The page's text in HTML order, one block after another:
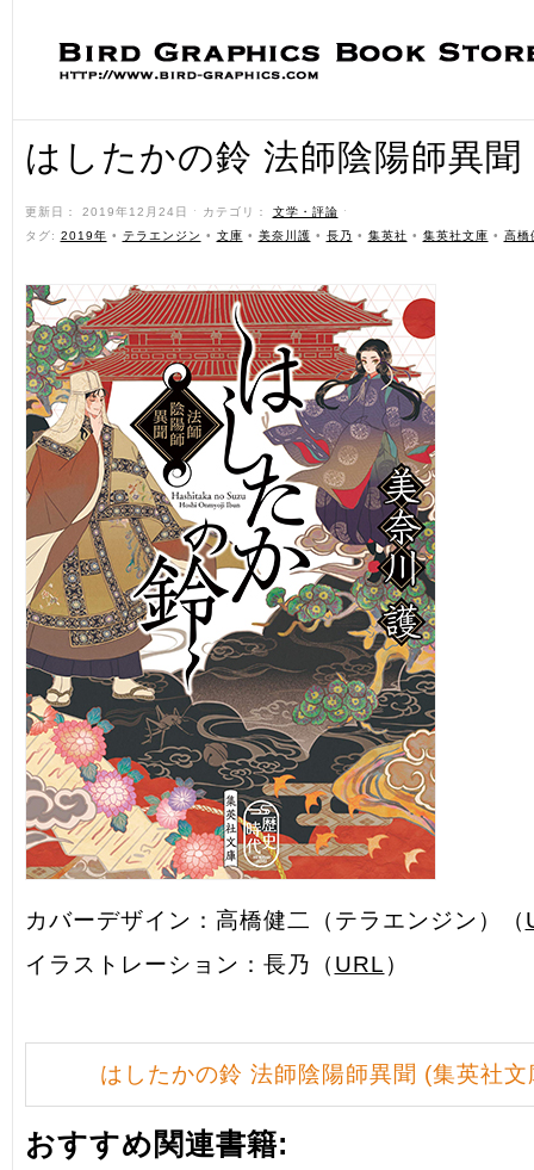
はしたかの鈴 法師陰陽師異聞
更新日： 2019年12月24日 ˑ カテゴリ： 文学・評論 ˑ
タグ: 2019年 • テラエンジン • 文庫 • 美奈川護 • 長乃 • 集英社 • 集英社文庫 • 高橋
カバーデザイン：高橋健二（テラエンジン）（
イラストレーション：長乃（ URL ）
はしたかの鈴 法師陰陽師異聞 (集英社文
おすすめ関連書籍: